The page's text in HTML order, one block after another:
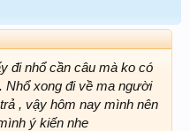
đi nhổ cần câu mà ko có
Nhổ xong đi về ma người
, vậy hôm nay mình nên
ý kiến nhe